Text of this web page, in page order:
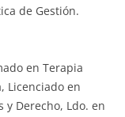
de Gestión.
en Terapia
Licenciado en
Derecho, Ldo. en